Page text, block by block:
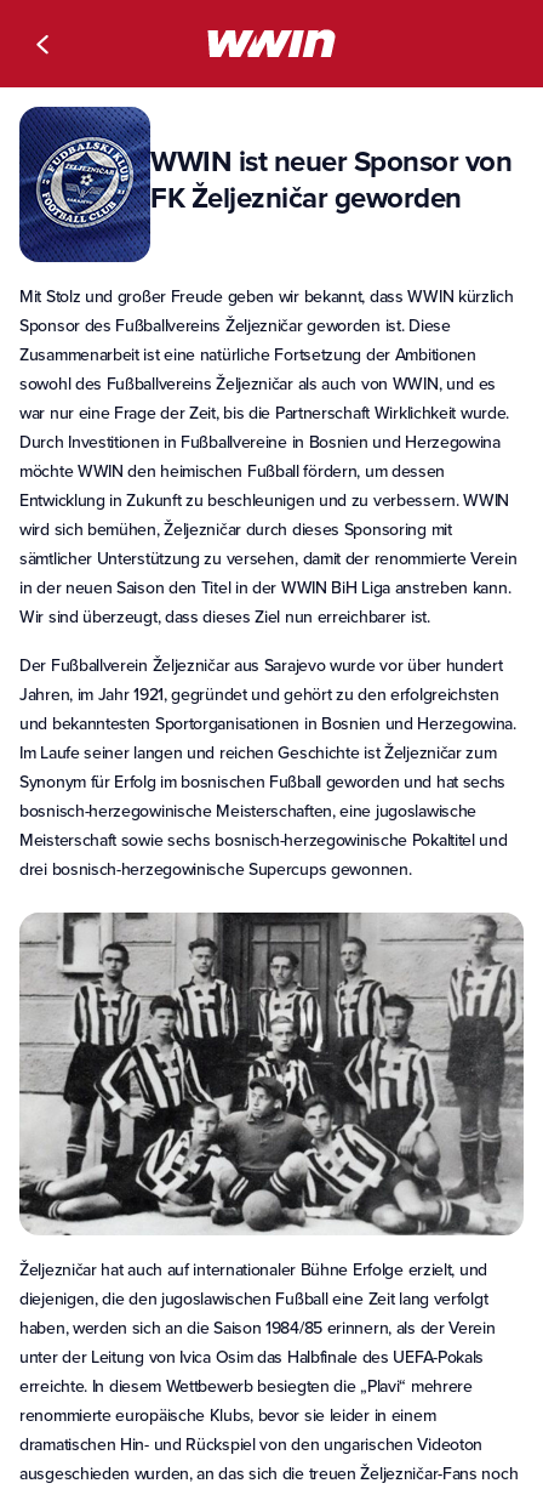
WWIN ist neuer Sponsor von
FK Željezničar geworden
Mit Stolz und großer Freude geben wir bekannt, dass WWIN kürzlich
Sponsor des Fußballvereins Željezničar geworden ist. Diese
Zusammenarbeit ist eine natürliche Fortsetzung der Ambitionen
sowohl des Fußballvereins Željezničar als auch von WWIN, und es
war nur eine Frage der Zeit, bis die Partnerschaft Wirklichkeit wurde.
Durch Investitionen in Fußballvereine in Bosnien und Herzegowina
möchte WWIN den heimischen Fußball fördern, um dessen
Entwicklung in Zukunft zu beschleunigen und zu verbessern. WWIN
wird sich bemühen, Željezničar durch dieses Sponsoring mit
sämtlicher Unterstützung zu versehen, damit der renommierte Verein
in der neuen Saison den Titel in der WWIN BiH Liga anstreben kann.
Wir sind überzeugt, dass dieses Ziel nun erreichbarer ist.
Der Fußballverein Željezničar aus Sarajevo wurde vor über hundert
Jahren, im Jahr 1921, gegründet und gehört zu den erfolgreichsten
und bekanntesten Sportorganisationen in Bosnien und Herzegowina.
Im Laufe seiner langen und reichen Geschichte ist Željezničar zum
Synonym für Erfolg im bosnischen Fußball geworden und hat sechs
bosnisch-herzegowinische Meisterschaften, eine jugoslawische
Meisterschaft sowie sechs bosnisch-herzegowinische Pokaltitel und
drei bosnisch-herzegowinische Supercups gewonnen.
Željezničar hat auch auf internationaler Bühne Erfolge erzielt, und
diejenigen, die den jugoslawischen Fußball eine Zeit lang verfolgt
haben, werden sich an die Saison 1984/85 erinnern, als der Verein
unter der Leitung von Ivica Osim das Halbfinale des UEFA-Pokals
erreichte. In diesem Wettbewerb besiegten die „Plavi“ mehrere
renommierte europäische Klubs, bevor sie leider in einem
dramatischen Hin- und Rückspiel von den ungarischen Videoton
ausgeschieden wurden, an das sich die treuen Željezničar-Fans noch